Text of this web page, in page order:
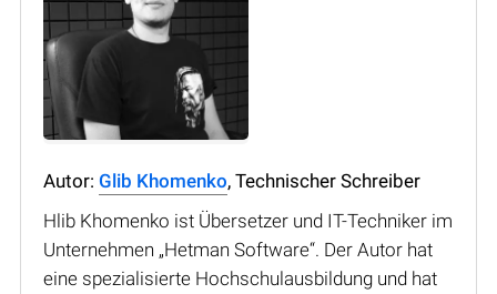
Autor: Glib Khomenko, Technischer Schreiber
Hlib Khomenko ist Übersetzer und IT-Techniker im
Unternehmen „Hetman Software“. Der Autor hat
eine spezialisierte Hochschulausbildung und hat